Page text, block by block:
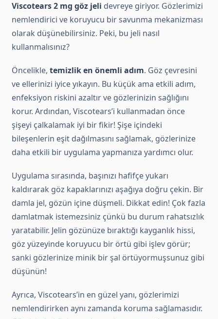
Viscotears 2 mg göz jeli devreye giriyor. Gözlerimizi
nemlendirici ve koruyucu bir savunma mekanizması
olarak düşünebilirsiniz. Peki, bu jeli nasıl
kullanmalısınız?
Öncelikle, temizlik en önemli adım. Göz çevresini
ve ellerinizi iyice yıkayın. Bu küçük ama etkili adım,
enfeksiyon riskini azaltır ve gözlerinizin sağlığını
korur. Ardından, Viscotears’i kullanmadan önce
şişeyi çalkalamak iyi bir fikir! Şişe içindeki
bileşenlerin eşit dağılmasını sağlamak, gözlerinize
daha etkili bir uygulama yapmanıza yardımcı olur.
Uygulama sırasında, başınızı hafifçe yukarı
kaldırarak göz kapaklarınızı aşağıya doğru çekin. Bir
damla jel, gözün içine düşmeli. Dikkat edin! Çok fazla
damlatmak istemezsiniz çünkü bu durum rahatsızlık
yaratabilir. Jelin gözünüze bıraktığı kayganlık hissi,
göz yüzeyinde koruyucu bir örtü gibi işlev görür;
sanki gözlerinize minik bir şal örtüyormuşsunuz gibi
düşünün!
Ayrıca, Viscotears’in en güzel yanı, gözlerimizi
nemlendirirken aynı zamanda koruma sağlamasıdır.